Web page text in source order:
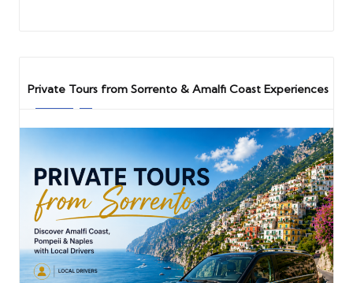
Private Tours from Sorrento & Amalfi Coast Experiences